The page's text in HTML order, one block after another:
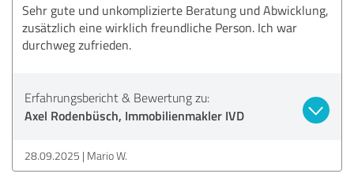
Sehr gute und unkomplizierte Beratung und Abwicklung,
zusätzlich eine wirklich freundliche Person. Ich war
durchweg zufrieden.
Erfahrungsbericht & Bewertung zu:
Axel Rodenbüsch, Immobilienmakler IVD
28.09.2025 Mario W.